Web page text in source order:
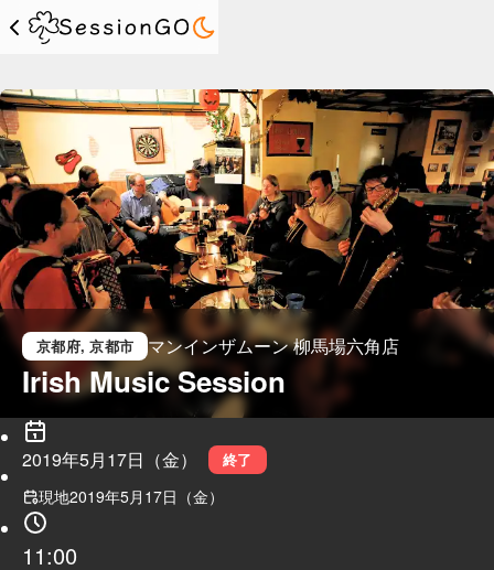
京都府, 京都市 マンインザムーン 柳馬場六角店
Irish Music Session
2019年5月17日（金） 終了
現地2019年5月17日（金）
11:00